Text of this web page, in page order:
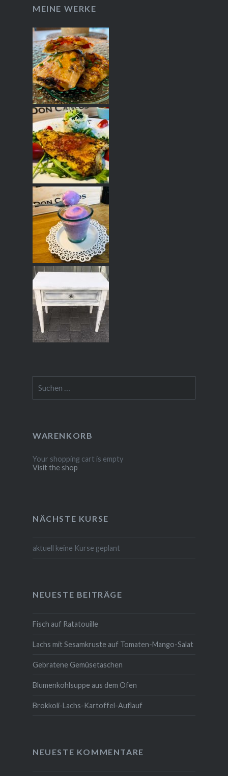
MEINE WERKE
nach:
WARENKORB
Your shopping cart is empty
Visit the shop
NÄCHSTE KURSE
aktuell keine Kurse geplant
NEUESTE BEITRÄGE
Fisch auf Ratatouille
Lachs mit Sesamkruste auf Tomaten-Mango-Salat
Gebratene Gemüsetaschen
Blumenkohlsuppe aus dem Ofen
Brokkoli-Lachs-Kartoffel-Auflauf
NEUESTE KOMMENTARE